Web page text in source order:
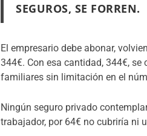
SEGUROS, SE FORREN.
El empresario debe abonar,
344€. Con esa cantidad, 344€,
familiares sin limitación en el
Ningún seguro privado
trabajador, por 64€ no cubriría ni